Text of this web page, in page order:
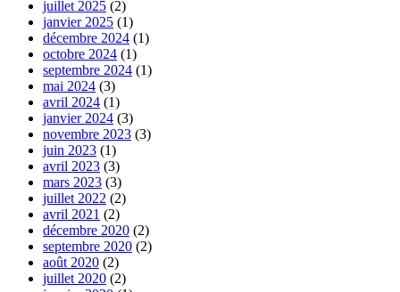
juillet 2025 (2)
janvier 2025 (1)
décembre 2024 (1)
octobre 2024 (1)
septembre 2024 (1)
mai 2024 (3)
avril 2024 (1)
janvier 2024 (3)
novembre 2023 (3)
juin 2023 (1)
avril 2023 (3)
mars 2023 (3)
juillet 2022 (2)
avril 2021 (2)
décembre 2020 (2)
septembre 2020 (2)
août 2020 (2)
juillet 2020 (2)